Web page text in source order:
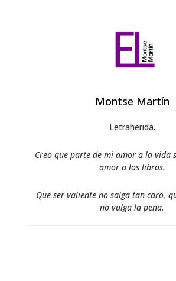
Montse Martín
Letraherida.
Creo que parte de mi amor a la vida
amor a los libros.
Que ser valiente no salga tan caro,
no valga la pena.